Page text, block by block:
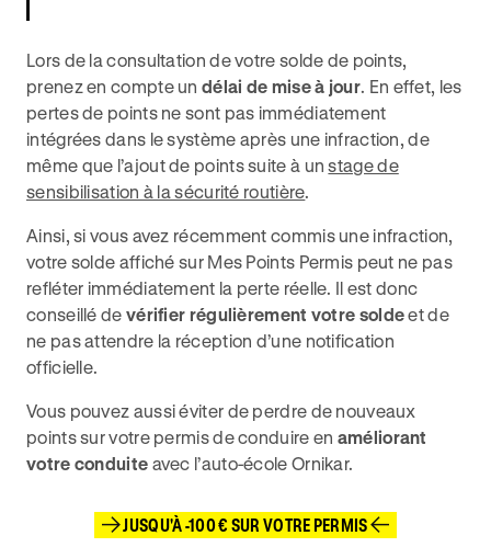
Lors de la consultation de votre solde de points,
prenez en compte undélai de mise à jour. En effet, les
pertes de points ne sont pas immédiatement
intégrées dans le système après une infraction, de
même que l’ajout de points suite à unstage de
sensibilisation à la sécurité routière.
Ainsi, si vous avez récemment commis une infraction,
votre solde affiché sur Mes Points Permis peut ne pas
refléter immédiatement la perte réelle. Il est donc
conseillé de vérifier régulièrement votre soldeet de
ne pas attendre la réception d’une notification
officielle.
Vous pouvez aussi éviter de perdre de nouveaux
points sur votre permis de conduire en améliorant
votre conduite avec l’auto-école Ornikar.
JUSQU'À -100 € SUR VOTRE PERMIS